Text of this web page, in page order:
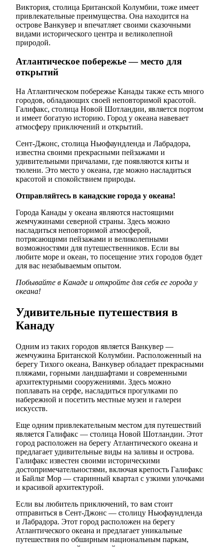
Виктория, столица Британской Колумбии, тоже имеет
привлекательные преимущества. Она находится на
острове Ванкувер и впечатляет своими сказочными
видами исторического центра и великолепной
природой.
Атлантическое побережье — место для
открытий
На Атлантическом побережье Канады также есть много
городов, обладающих своей неповторимой красотой.
Галифакс, столица Новой Шотландии, является портом
и имеет богатую историю. Город у океана навевает
атмосферу приключений и открытий.
Сент-Джонс, столица Ньюфаундленда и Лабрадора,
известна своими прекрасными пейзажами и
удивительными причалами, где появляются киты и
тюлени. Это место у океана, где можно насладиться
красотой и спокойствием природы.
Отправляйтесь в канадские города у океана!
Города Канады у океана являются настоящими
жемчужинами северной страны. Здесь можно
насладиться неповторимой атмосферой,
потрясающими пейзажами и великолепными
возможностями для путешественников. Если вы
любите море и океан, то посещение этих городов будет
для вас незабываемым опытом.
Побывайте в Канаде и откройте для себя ее города у
океана!
Удивительные путешествия в
Канаду
Одним из таких городов является Ванкувер —
жемчужина Британской Колумбии. Расположенный на
берегу Тихого океана, Ванкувер обладает прекрасными
пляжами, горными ландшафтами и современными
архитектурными сооружениями. Здесь можно
поплавать на серфе, насладиться прогулками по
набережной и посетить местные музеи и галереи
искусств.
Еще одним привлекательным местом для путешествий
является Галифакс — столица Новой Шотландии. Этот
город расположен на берегу Атлантического океана и
предлагает удивительные виды на заливы и острова.
Галифакс известен своими историческими
достопримечательностями, включая крепость Галифакс
и Байльт Мор — старинный квартал с узкими улочками
и красивой архитектурой.
Если вы любитель приключений, то вам стоит
отправиться в Сент-Джонс — столицу Ньюфаундленда
и Лабрадора. Этот город расположен на берегу
Атлантического океана и предлагает уникальные
путешествия по обширным национальным паркам,